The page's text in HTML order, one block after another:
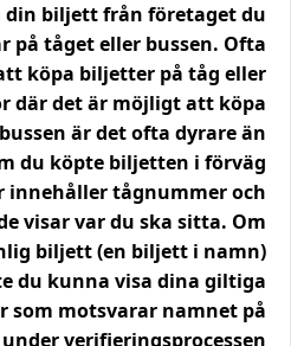
din biljett från företaget du
på tåget eller bussen. Ofta
köpa biljetter på tåg eller
där det är möjligt att köpa
är det ofta dyrare än
du köpte biljetten i förväg.
innehåller tågnummer och
visar var du ska sitta. Om
biljett (en biljett i namn)
du kunna visa dina giltiga
motsvarar namnet på
verifieringsprocessen.